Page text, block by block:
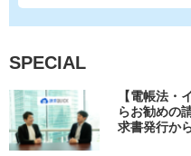
SPECIAL
【電帳法・
らお勧めの
求書発行か